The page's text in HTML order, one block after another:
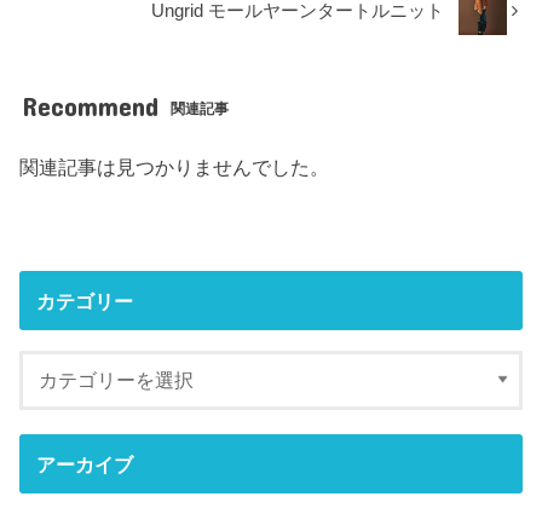
Ungrid モールヤーンタートルニット
Recommend 関連記事
関連記事は見つかりませんでした。
カテゴリー
アーカイブ